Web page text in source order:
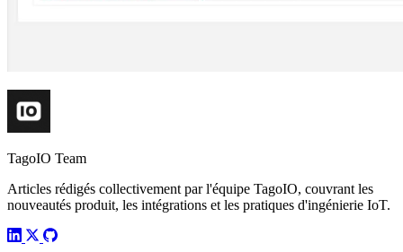
TagoIO Team
Articles rédigés collectivement par l'équipe TagoIO, couvrant les
nouveautés produit, les intégrations et les pratiques d'ingénierie IoT.